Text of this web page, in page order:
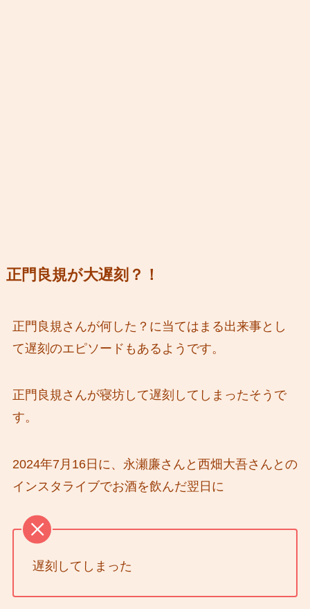
正門良規が大遅刻？！
正門良規さんが何した？に当てはまる出来事とし
て遅刻のエピソードもあるようです。
正門良規さんが寝坊して遅刻してしまったそうで
す。
2024年7月16日に、永瀬廉さんと西畑大吾さんとの
インスタライブでお酒を飲んだ翌日に
遅刻してしまった